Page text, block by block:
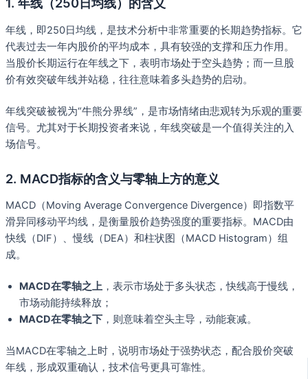
年线，即250日均线，是技术分析中非常重要的长期趋势指标。它
代表过去一年内股价的平均成本，具有较强的支撑和压力作用。
当股价长期运行在年线之下，表明市场处于空头趋势；而一旦股
价有效突破年线并站稳，往往意味着多头趋势的启动。
年线突破被视为“牛熊分界线”，是市场情绪由悲观转为乐观的重要
信号。尤其对于长期投资者来说，年线突破是一个值得关注的入
场信号。
2. MACD指标的含义与零轴上方的意义
MACD（Moving Average Convergence Divergence）即指数平
滑异同移动平均线，是衡量股价趋势强度的重要指标。MACD由
快线（DIF）、慢线（DEA）和柱状图（MACD Histogram）组
成。
MACD在零轴之上 ，表示市场处于多头状态，快线高于慢线，
市场动能持续释放；
MACD在零轴之下 ，则意味着空头主导，动能衰减。
当MACD在零轴之上时，说明市场处于强势状态，配合股价突破
年线，形成双重确认，技术信号更具可靠性。